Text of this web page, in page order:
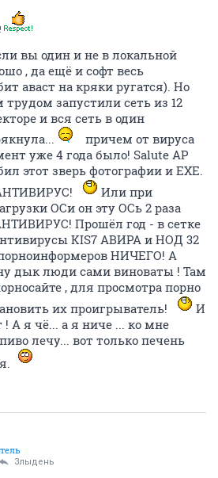
вы один и не в локальной
, да ещё и софт весь
аваст на кряки ругатся). Но
запустили сеть из 12
и вся сеть в один
причем от вируса
уже 4 года было! Salute AP
этот зверь фотографии и EXE.
Или при
ОСи он эту ОСь 2 раза
Прошёл год - в сетке
KIS7 АВИРА и НОД 32
НИЧЕГО! А
дык люди сами виноваты ! Там
, для просмотра порно
их проигрыватель!
И
А я чё... а я ниче ... ко мне
лечу... вот только печень
Злыдень